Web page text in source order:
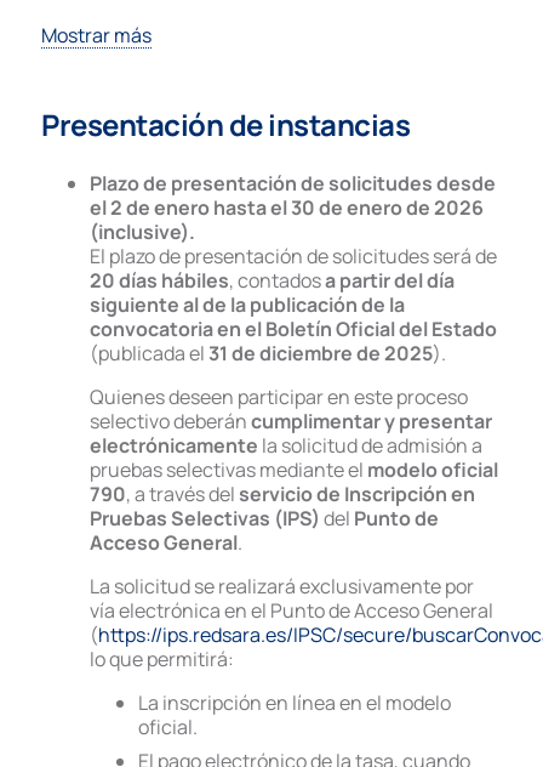
ADMINISTRACIÓN DE LA SEGURIDAD
Modelo B – Promoción Interna:
DEFINITVA DE RESPUESTAS DEL
CELEBRADO EL DÍA 28 DE JUNIO DE
ADMINISTRATIVO DE LA
SEGURIDAD SOCIAL ACCESO
INTERNA
29.07.26
Seguridad Social Administrativo turno
promoción interna OEP 2025: Nota
Convocatoria Extraordinaria
24.07.26
Seguridad Social Administrativo OEP
Resolucion Declaración Agosto 2026
admnistrativos 2025
21.07.26
Seguridad Social administrativo, turno
2025: Publicación Estadísticas
2025
21.07.26
Promoción interna de Seguridad
administrativo OEP 2025 igual:
Estadísticas Administrativos 2025
Mostrar más
Presentación de instancias
Plazo de presentación de solicitudes desde
el 2 de enero hasta el 30 de enero de 2026
(inclusive).
El plazo de presentación de solicitudes será de
20 días hábiles, contadosa partir del día
siguiente al de la publicación de la
convocatoria en el Boletín Oficial del Estado
(publicada el 31 de diciembre de 2025).
Quienes deseen participar en este proceso
selectivo deberáncumplimentar y presentar
electrónicamente la solicitud de admisión a
pruebas selectivas mediante el modelo oficial
790, a través del servicio de Inscripción en
Pruebas Selectivas (IPS) del Punto de
Acceso General.
La solicitud se realizará exclusivamente por
vía electrónica en el Punto de Acceso General
(https://ips.redsara.es/IPSC/secure/
lo que permitirá:
La inscripción en línea en el modelo
oficial.
El pago electrónico de la tasa, cuando